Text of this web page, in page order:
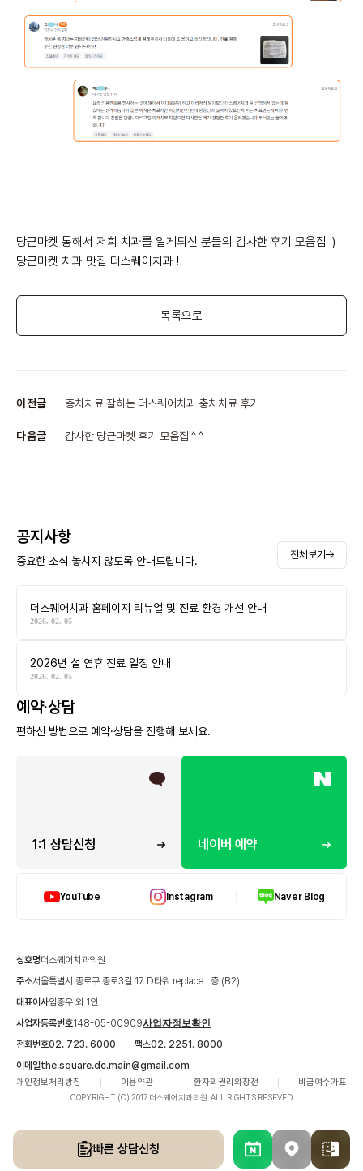
빠른 상담신청
당근마켓 통해서 저희 치과를 알게되신 분들의 감사한 후기 모음집 :)
당근마켓 치과 맛집 더스퀘어치과 !
목록으로
이전글 충치치료 잘하는 더스퀘어치과 충치치료 후기
다음글 감사한 당근마켓 후기 모음집 ^ ^
공지사항
중요한 소식 놓치지 않도록 안내드립니다. 전체보기
더스퀘어치과 홈페이지 리뉴얼 및 진료 환경 개선 안내
2026. 02. 05
2026년 설 연휴 진료 일정 안내
2026. 02. 05
예약·상담
편하신 방법으로 예약·상담을 진행해 보세요.
1:1 상담신청 네이버 예약
YouTube Instagram Naver Blog
상호명더스퀘어치과의원
주소서울특별시 종로구 종로3길 17 D타워 replace L층 (B2)
대표이사임종우 외 1인
사업자등록번호148-05-00909사업자정보확인
전화번호02. 723. 6000 팩스02. 2251. 8000
이메일the.square.dc.main@gmail.com
개인정보처리방침 이용약관 환자의권리와장전 비급여수가표
COPYRIGHT (C) 2017 더스퀘어치과의원. ALL RIGHTS RESEVED